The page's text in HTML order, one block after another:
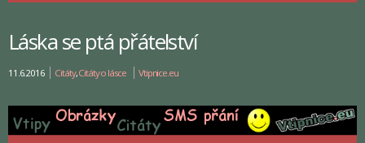
Láska se ptá přátelství
11.6.2016 Citáty,Citáty o lásce Vtipnice.eu